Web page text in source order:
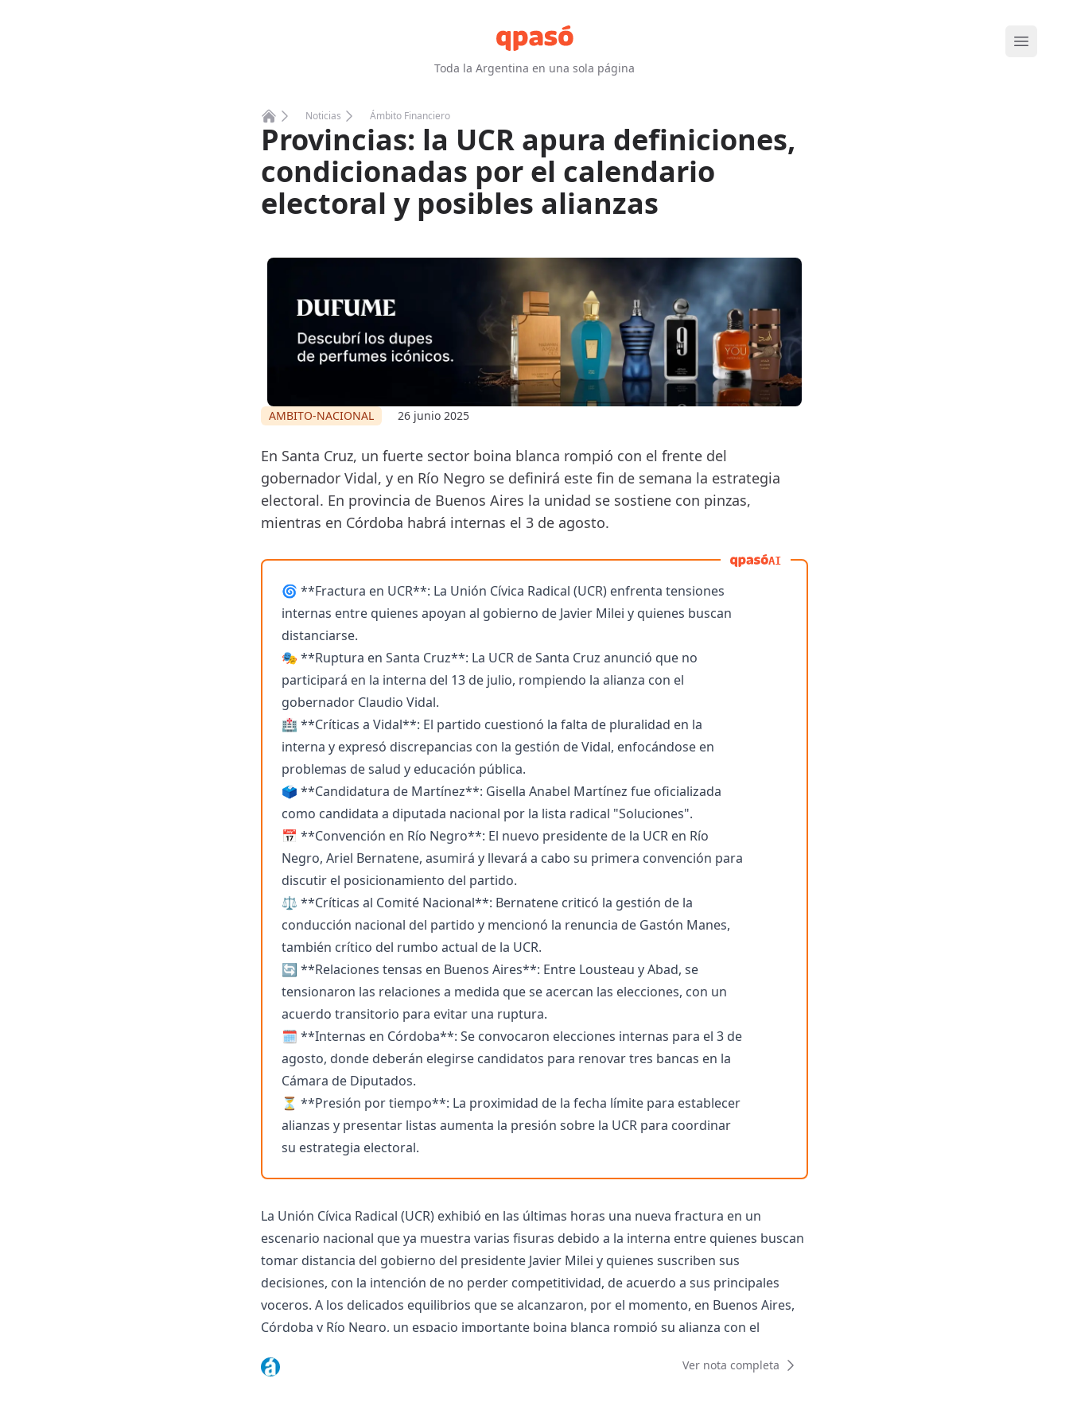
Toda la Argentina en una sola página
Abrir
Home
Noticias Ámbito Financiero
Provincias: la UCR apura definiciones,
condicionadas por el calendario
electoral y posibles alianzas
AMBITO-NACIONAL 26 junio 2025
En Santa Cruz, un fuerte sector boina blanca rompió con el frente del
gobernador Vidal, y en Río Negro se definirá este fin de semana la estrategia
electoral. En provincia de Buenos Aires la unidad se sostiene con pinzas,
mientras en Córdoba habrá internas el 3 de agosto.
AI
🌀 **Fractura en UCR**: La Unión Cívica Radical (UCR) enfrenta tensiones
internas entre quienes apoyan al gobierno de Javier Milei y quienes buscan
distanciarse.
🎭 **Ruptura en Santa Cruz**: La UCR de Santa Cruz anunció que no
participará en la interna del 13 de julio, rompiendo la alianza con el
gobernador Claudio Vidal.
🏥 **Críticas a Vidal**: El partido cuestionó la falta de pluralidad en la
interna y expresó discrepancias con la gestión de Vidal, enfocándose en
problemas de salud y educación pública.
🗳️ **Candidatura de Martínez**: Gisella Anabel Martínez fue oficializada
como candidata a diputada nacional por la lista radical "Soluciones".
📅 **Convención en Río Negro**: El nuevo presidente de la UCR en Río
Negro, Ariel Bernatene, asumirá y llevará a cabo su primera convención para
discutir el posicionamiento del partido.
⚖️ **Críticas al Comité Nacional**: Bernatene criticó la gestión de la
conducción nacional del partido y mencionó la renuncia de Gastón Manes,
también crítico del rumbo actual de la UCR.
🔄 **Relaciones tensas en Buenos Aires**: Entre Lousteau y Abad, se
tensionaron las relaciones a medida que se acercan las elecciones, con un
acuerdo transitorio para evitar una ruptura.
🗓️ **Internas en Córdoba**: Se convocaron elecciones internas para el 3 de
agosto, donde deberán elegirse candidatos para renovar tres bancas en la
Cámara de Diputados.
⏳ **Presión por tiempo**: La proximidad de la fecha límite para establecer
alianzas y presentar listas aumenta la presión sobre la UCR para coordinar
su estrategia electoral.
La Unión Cívica Radical (UCR) exhibió en las últimas horas una nueva fractura en un
escenario nacional que ya muestra varias fisuras debido a la interna entre quienes buscan
tomar distancia del gobierno del presidente Javier Milei y quienes suscriben sus
decisiones, con la intención de no perder competitividad, de acuerdo a sus principales
voceros. A los delicados equilibrios que se alcanzaron, por el momento, en Buenos Aires,
Córdoba y Río Negro, un espacio importante boina blanca rompió su alianza con el
definición de candidaturas.
Ver nota completa